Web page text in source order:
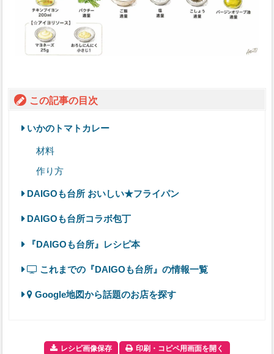
この記事の目次
いかのトマトカレー
材料
作り方
DAIGOも台所 おいしい★フライパン
DAIGOも台所コラボ包丁
『DAIGOも台所』レシピ本
これまでの『DAIGOも台所』の情報一覧
Google地図から話題のお店を探す
レシピ画像保存 印刷・コピペ用画面を開く